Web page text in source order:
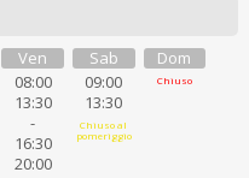
Ven
08:00
13:30
-
16:30
20:00
Sab
09:00
13:30
Chiuso al
pomeriggio
Dom
Chiuso